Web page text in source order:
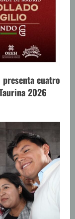
presenta cuatro
2026